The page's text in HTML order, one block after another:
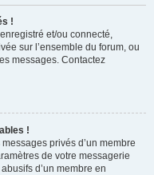
!
et/ou connecté,
sur l’ensemble du forum, ou
messages. Contactez
!
privés d’un membre
de votre messagerie
d’un membre en